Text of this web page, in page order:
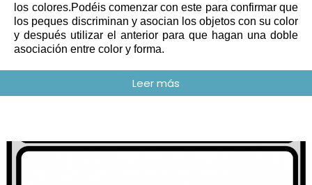
los colores.Podéis comenzar con este para confirmar que
los peques discriminan y asocian los objetos con su color
y después utilizar el anterior para que hagan una doble
asociación entre color y forma.